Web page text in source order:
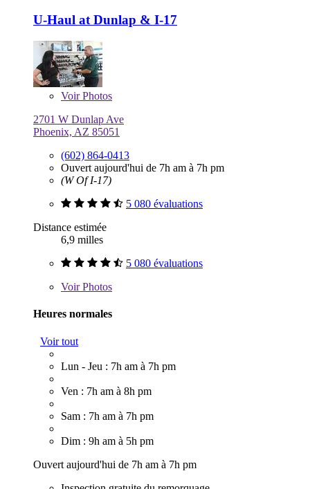
U-Haul at Dunlap & I-17
VoirPhotos
2701 W Dunlap Ave
Phoenix, AZ 85051
(602) 864-0413
Ouvert aujourd'hui de 7h am à 7h pm
(W Of I-17)
5 080 évaluations
Distance estimée
6,9 milles
5 080 évaluations
VoirPhotos
Heures normales
Voir tout
Lun - Jeu : 7h am à 7h pm
Ven : 7h am à 8h pm
Sam : 7h am à 7h pm
Dim : 9h am à 5h pm
Ouvert aujourd'hui de 7h am à 7h pm